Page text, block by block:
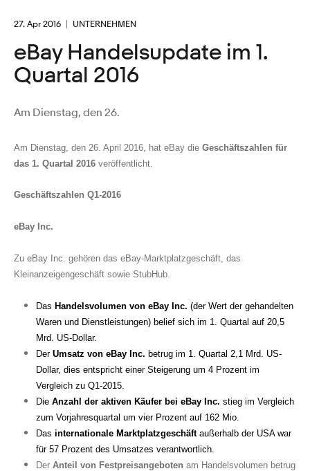
27. Apr 2016 UNTERNEHMEN
eBay Handelsupdate im 1.
Quartal 2016
Am Dienstag, den 26.
Am Dienstag, den 26. April 2016, hat eBay die Geschäftszahlen für
das 1. Quartal 2016 veröffentlicht.
Geschäftszahlen Q1-2016
eBay Inc.
Zu eBay I nc. gehören das eBay-Marktplatzgeschäft, das
Kleinanzeigengeschäft sowie StubHub.
Das Handelsvolumen von eBay Inc. (der Wert der gehandelten
Waren und Dienstleistungen) belief sich im 1. Quartal auf 20,5
Mrd. US-Dollar.
Der Umsatz von eBay Inc. betrug im 1. Quartal 2,1 Mrd. US-
Dollar, dies entspricht einer Steigerung um 4 Prozent im
Vergleich zu Q1-2015.
Die Anzahl der aktiven Käufer bei eBay Inc. stieg im Vergleich
zum Vorjahresquartal um vier Prozent auf 162 Mio.
Das internationale Marktplatzgeschäftaußerhalb der USA war
für 57 Prozent des Umsatzes verantwortlich.
Der Anteil von Festpreisangeboten am Handelsvolumen betrug